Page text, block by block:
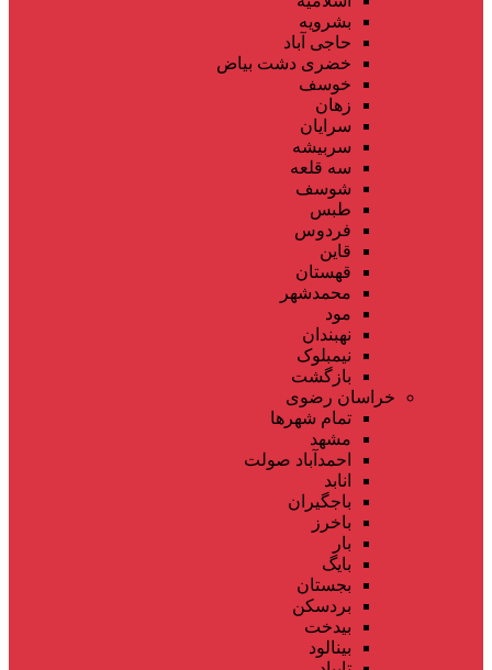
بشرویه
حاجی آباد
خضری دشت بیاض
خوسف
زهان
سرایان
سربیشه
سه قلعه
شوسف
طبس
فردوس
قاین
قهستان
محمدشهر
مود
نهبندان
نیمبلوک
بازگشت
خراسان رضوی
تمام شهر‌ها
مشهد
احمدآباد صولت
انابد
باجگیران
باخرز
بار
بایگ
بجستان
بردسکن
بیدخت
بینالود